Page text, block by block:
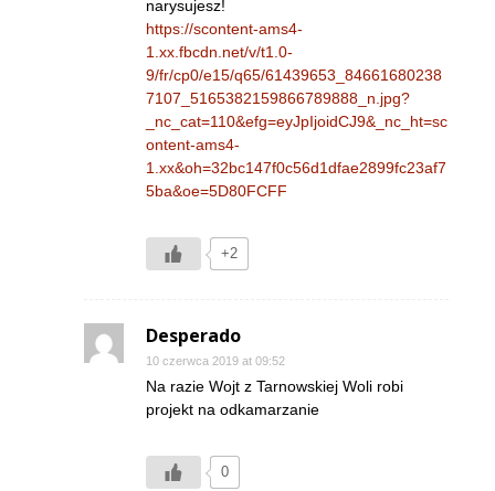
narysujesz!
https://scontent-ams4-
1.xx.fbcdn.net/v/t1.0-
9/fr/cp0/e15/q65/61439653_84661680238
7107_5165382159866789888_n.jpg?
_nc_cat=110&efg=eyJpIjoidCJ9&_nc_ht=sc
ontent-ams4-
1.xx&oh=32bc147f0c56d1dfae2899fc23af7
5ba&oe=5D80FCFF
+2
Desperado
10 czerwca 2019 at 09:52
Na razie Wojt z Tarnowskiej Woli robi
projekt na odkamarzanie
0